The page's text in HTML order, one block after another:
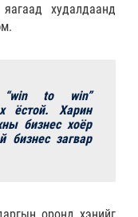
худалдаанд
“win to win”
ёстой. Харин
бизнес хоёр
бизнес загвар
оронд хэнийг